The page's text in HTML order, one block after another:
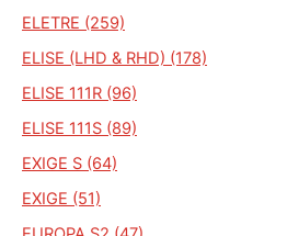
ELETRE (259)
ELISE (LHD & RHD) (178)
ELISE 111R (96)
ELISE 111S (89)
EXIGE S (64)
EXIGE (51)